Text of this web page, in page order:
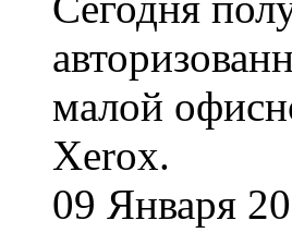
малой
Xerox.
09 Января